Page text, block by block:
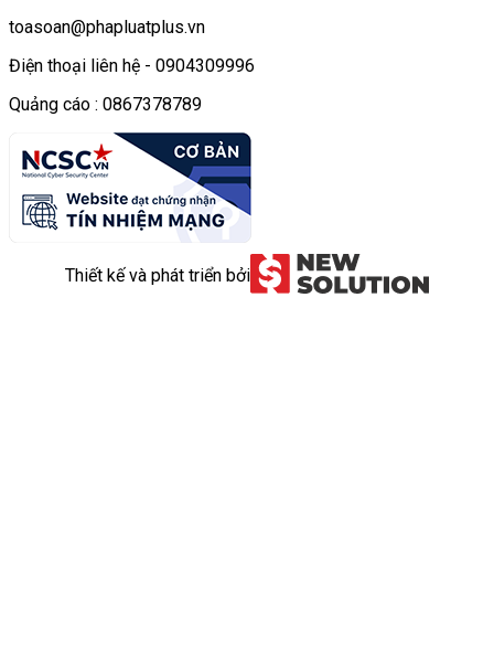
toasoan@phapluatplus.vn
Điện thoại liên hệ - 0904309996
Quảng cáo : 0867378789
Thiết kế và phát triển bởi